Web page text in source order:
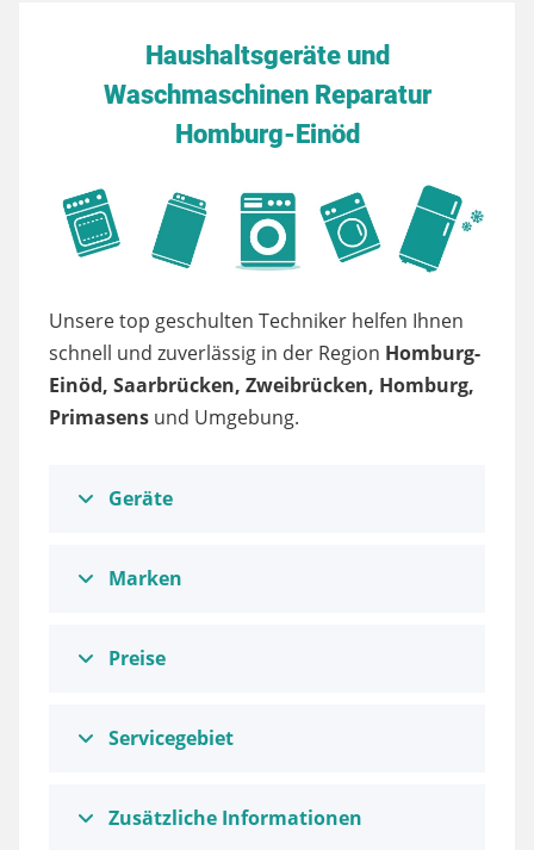
Haushaltsgeräte und
Waschmaschinen Reparatur
Homburg-Einöd
Unsere top geschulten Techniker helfen Ihnen
schnell und zuverlässig in der Region Homburg-
Einöd, Saarbrücken, Zweibrücken, Homburg,
Primasens und Umgebung.
Geräte
Marken
Preise
Servicegebiet
Zusätzliche Informationen